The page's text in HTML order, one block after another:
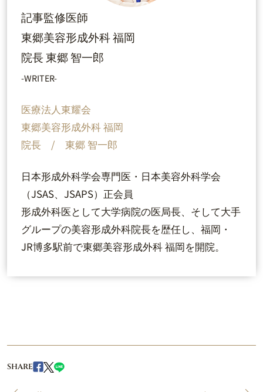
記事監修医師
東郷美容形成外科 福岡
院長 東郷 智一郎
-WRITER-
医療法人東耀会
東郷美容形成外科 福岡
院長 / 東郷 智一郎
日本形成外科学会専門医・日本美容外科学会
（JSAS、JSAPS）正会員
形成外科医として大学病院の医局長、そして大手
グループの美容形成外科院長を歴任し、福岡・
JR博多駅前で東郷美容形成外科 福岡を開院。
SHARE